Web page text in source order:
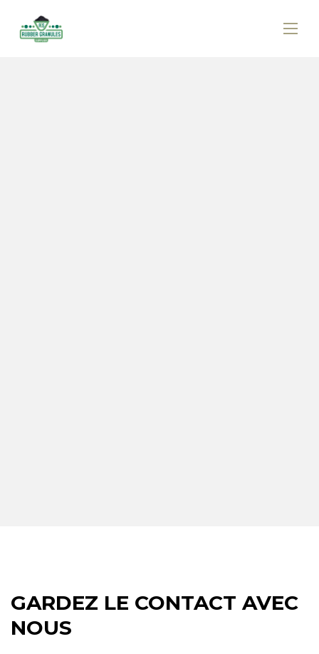
GARDEZ LE CONTACT AVEC
NOUS